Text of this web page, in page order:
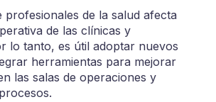
profesionales de la salud afecta
de las clínicas y
lo tanto, es útil adoptar nuevos
herramientas para mejorar
las salas de operaciones y